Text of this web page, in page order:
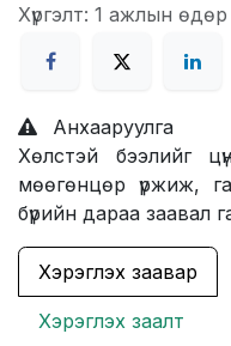
Хүргэлт: 1 ажлын өдөр
Анхааруулга
Хөлстэй бээлийг
мөөгөнцөр үржиж,
бүрийн дараа заавал
Хэрэглэх заавар
Хэрэглэх заалт